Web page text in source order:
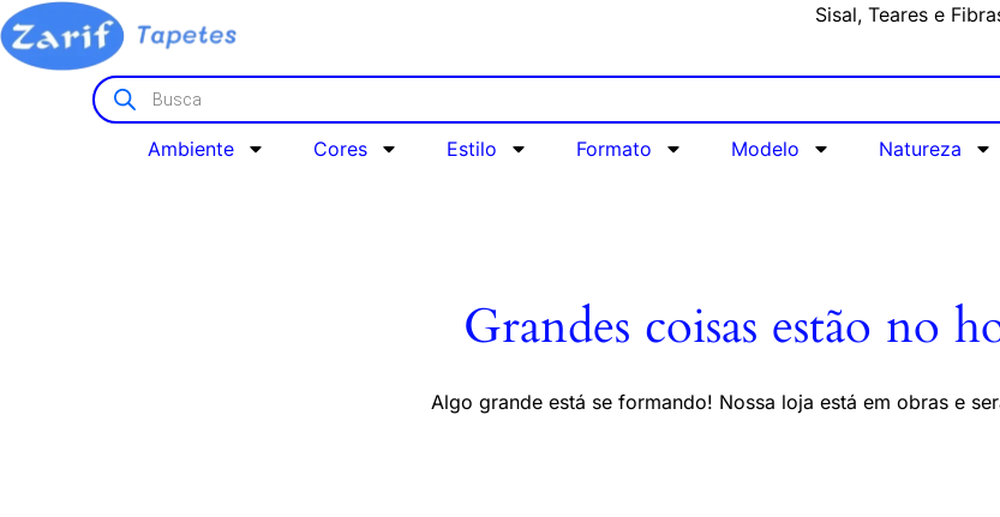
Sisal, Teares e
Ambiente Cores Estilo Formato Modelo Natureza
Grandes coisas estão no
Algo grande está se formando! Nossa loja está em obras e